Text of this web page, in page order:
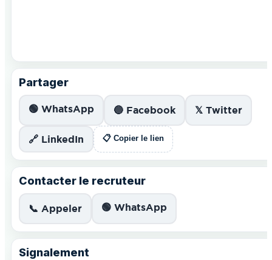
Partager
🟢 WhatsApp 🔵 Facebook 𝕏 Twitter
🔗 LinkedIn 📋 Copier le lien
Contacter le recruteur
📞 Appeler 🟢 WhatsApp
Signalement